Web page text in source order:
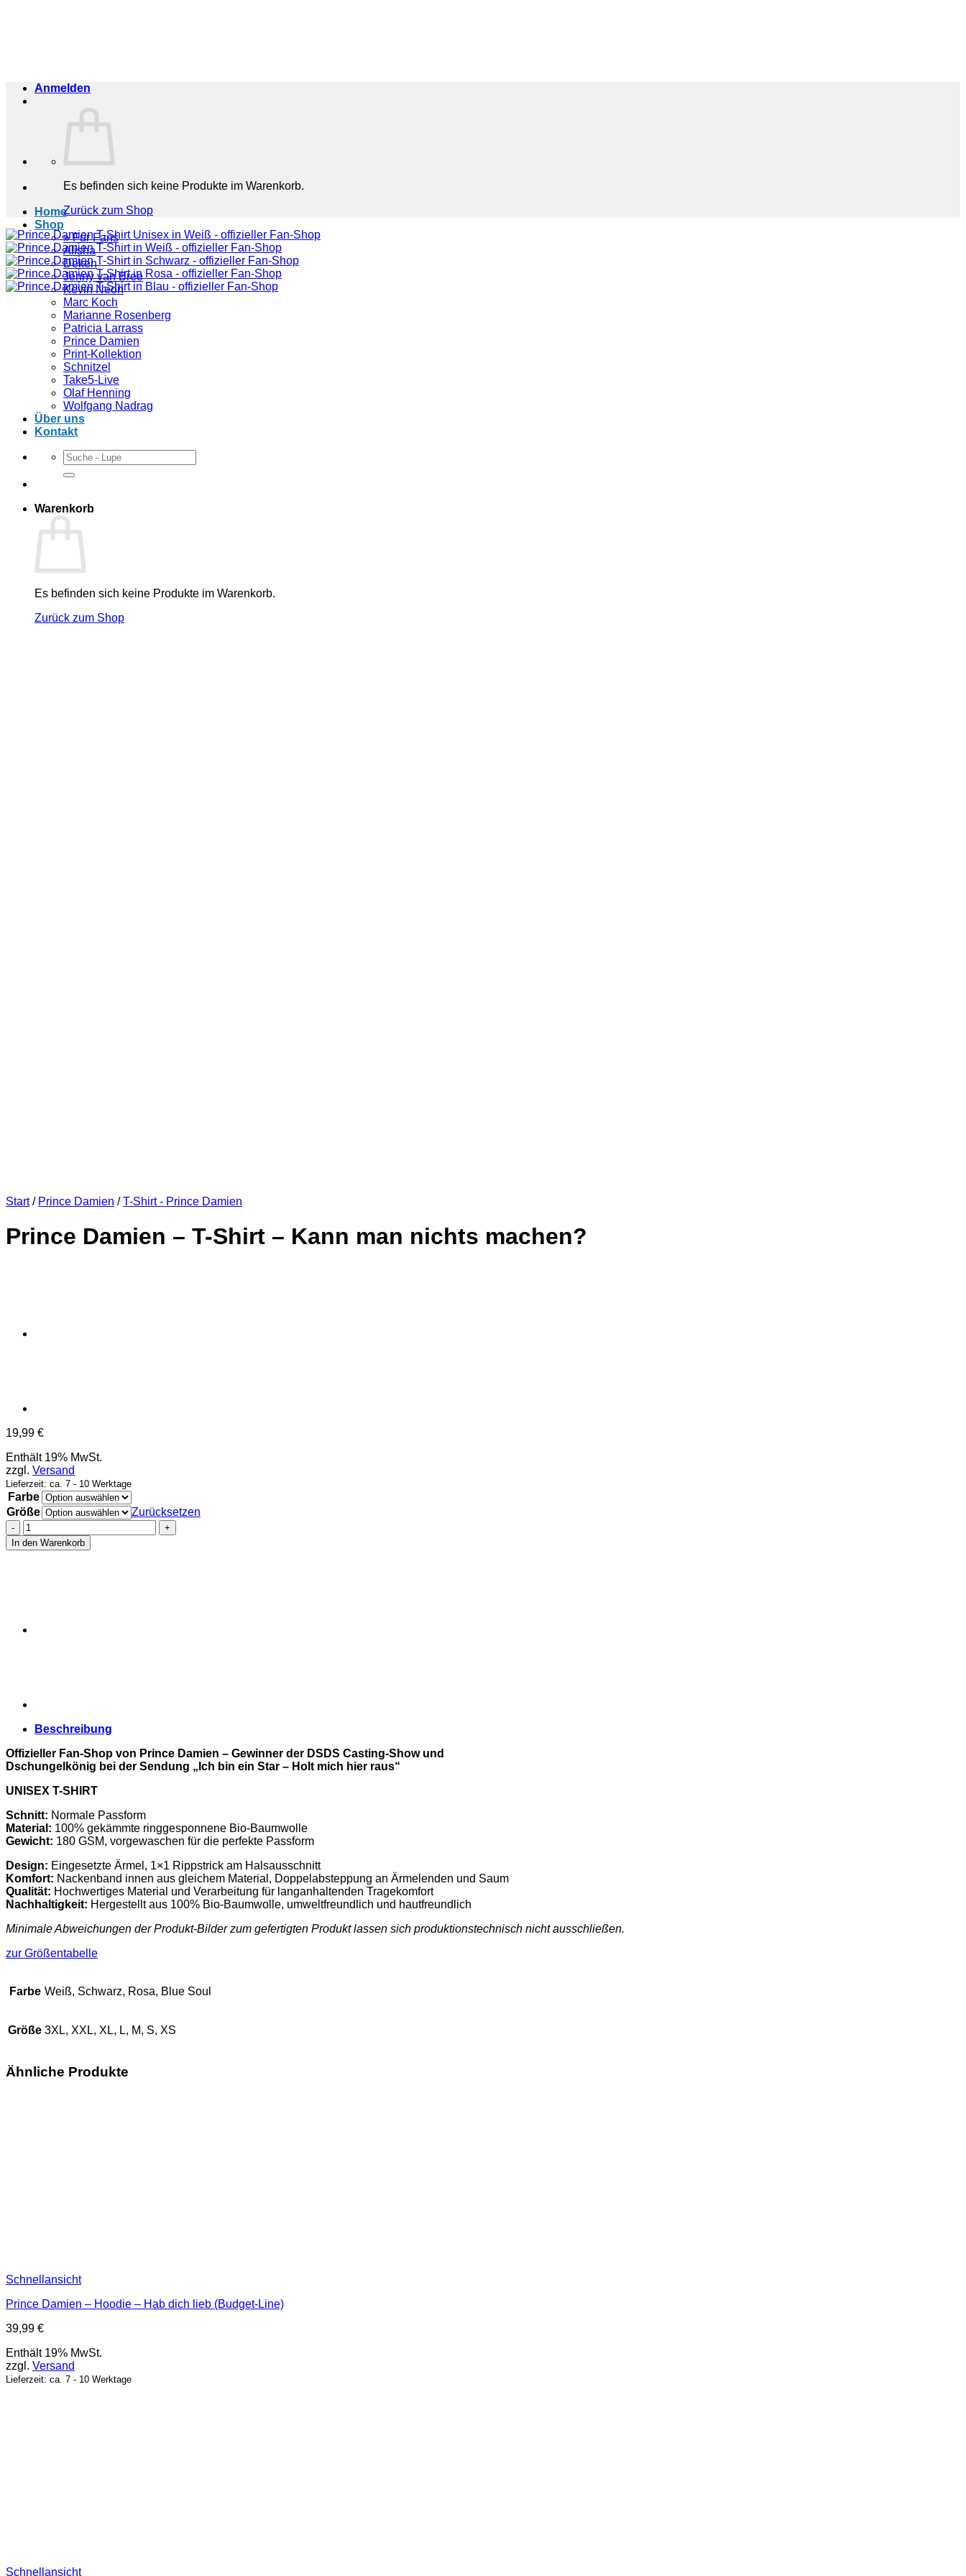
Home
Shop
» Für Fans
Alisha
Deken
Jenny van Bree
Kevin Neon
Marc Koch
Marianne Rosenberg
Patricia Larrass
Prince Damien
Print-Kollektion
Schnitzel
Take5-Live
Olaf Henning
Wolfgang Nadrag
Über uns
Kontakt
Suchen
nach:
Warenkorb
Es befinden sich keine Produkte im Warenkorb.
Zurück zum Shop
Anmelden
Es befinden sich keine Produkte im Warenkorb.
Zurück zum Shop
Start / Prince Damien / T-Shirt - Prince Damien
Prince Damien – T-Shirt – Kann man nichts machen?
19,99 €
Enthält 19% MwSt.
zzgl. Versand
Lieferzeit: ca. 7 - 10 Werktage
Farbe
Größe
Zurücksetzen
Prince
Damien
-
nichts
In den Warenkorb
Beschreibung
Offizieller Fan-Shop von Prince Damien – Gewinner der DSDS Casting-Show und
Dschungelkönig bei der Sendung „Ich bin ein Star – Holt mich hier raus“
UNISEX T-SHIRT
Schnitt: Normale Passform
Material: 100% gekämmte ringgesponnene Bio-Baumwolle
Gewicht: 180 GSM, vorgewaschen für die perfekte Passform
Design: Eingesetzte Ärmel, 1×1 Rippstrick am Halsausschnitt
Komfort: Nackenband innen aus gleichem Material, Doppelabsteppung an Ärmelenden und Saum
Qualität: Hochwertiges Material und Verarbeitung für langanhaltenden Tragekomfort
Nachhaltigkeit: Hergestellt aus 100% Bio-Baumwolle, umweltfreundlich und hautfreundlich
Minimale Abweichungen der Produkt-Bilder zum gefertigten Produkt lassen sich produktionstechnisch nicht ausschließen.
zur Größentabelle
Farbe Weiß, Schwarz, Rosa, Blue Soul
Größe 3XL, XXL, XL, L, M, S, XS
Ähnliche Produkte
Schnellansicht
Prince Damien – Hoodie – Hab dich lieb (Budget-Line)
39,99 €
Enthält 19% MwSt.
zzgl. Versand
Lieferzeit: ca. 7 - 10 Werktage
Schnellansicht